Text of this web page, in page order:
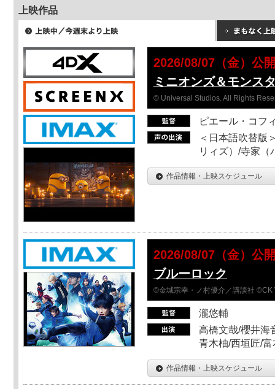
上映作品
2026/08/07（金）公
ミニオンズ＆モンス
© Universal Studios. All Rights
ピエール・コフ
＜日本語吹替版
リィズ）/寺家（
作品情報・上映スケジュール
2026/08/07（金）公
ブルーロック
©金城宗幸・ノ村優介／講談社 ©CK
瀧悠輔
高橋文哉/櫻井海
青木柚/西垣匠/
作品情報・上映スケジュール